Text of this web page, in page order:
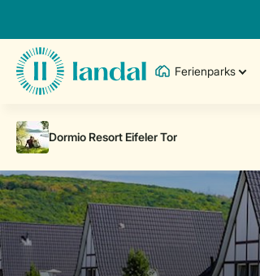
Ferienparks